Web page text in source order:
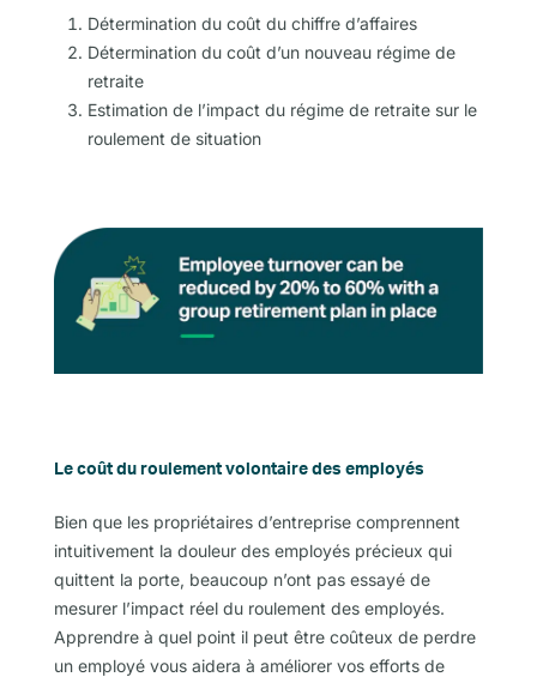
Détermination du coût du chiffre d’affaires
Détermination du coût d’un nouveau régime de
retraite
Estimation de l’impact du régime de retraite sur le
roulement de situation
Le coût du roulement volontaire des employés
Bien que les propriétaires d’entreprise comprennent
intuitivement la douleur des employés précieux qui
quittent la porte, beaucoup n’ont pas essayé de
mesurer l’impact réel du roulement des employés.
Apprendre à quel point il peut être coûteux de perdre
un employé vous aidera à améliorer vos efforts de